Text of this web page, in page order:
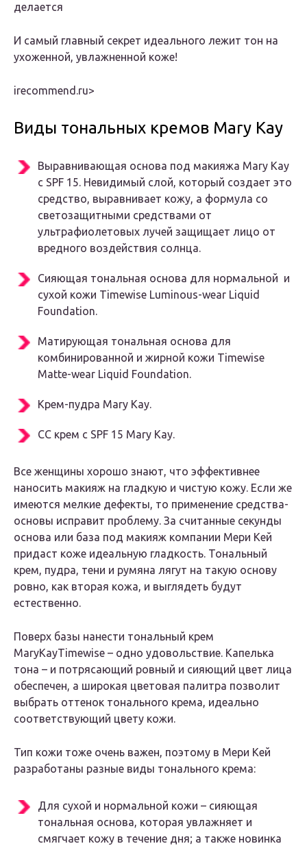
делается
И самый главный секрет идеального лежит тон на
ухоженной, увлажненной коже!
irecommend.ru‏>
Виды тональных кремов Mary Kay
Выравнивающая основа под макияжа Mary Kay
с SPF 15. Невидимый слой, который создает это
средство, выравнивает кожу, а формула со
светозащитными средствами от
ультрафиолетовых лучей защищает лицо от
вредного воздействия солнца.
Сияющая тональная основа для нормальной и
сухой кожи Timewise Luminous-wear Liquid
Foundation.
Матирующая тональная основа для
комбинированной и жирной кожи Timewise
Matte-wear Liquid Foundation.
Крем-пудра Mary Kay.
CC крем с SPF 15 Mary Kay.
Все женщины хорошо знают, что эффективнее
наносить макияж на гладкую и чистую кожу. Если же
имеются мелкие дефекты, то применение средства-
основы исправит проблему. За считанные секунды
основа или база под макияж компании Мери Кей
придаст коже идеальную гладкость. Тональный
крем, пудра, тени и румяна лягут на такую основу
ровно, как вторая кожа, и выглядеть будут
естественно.
Поверх базы нанести тональный крем
MaryKayTimewise – одно удовольствие. Капелька
тона – и потрясающий ровный и сияющий цвет лица
обеспечен, а широкая цветовая палитра позволит
выбрать оттенок тонального крема, идеально
соответствующий цвету кожи.
Тип кожи тоже очень важен, поэтому в Мери Кей
разработаны разные виды тонального крема:
Для сухой и нормальной кожи – сияющая
тональная основа, которая увлажняет и
смягчает кожу в течение дня; а также новинка